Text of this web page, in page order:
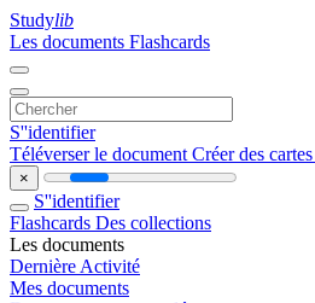
Studylib
Les documents Flashcards
S''identifier
Téléverser le document Créer des
×
S''identifier
Flashcards Des collections
Les documents
Dernière Activité
Mes documents